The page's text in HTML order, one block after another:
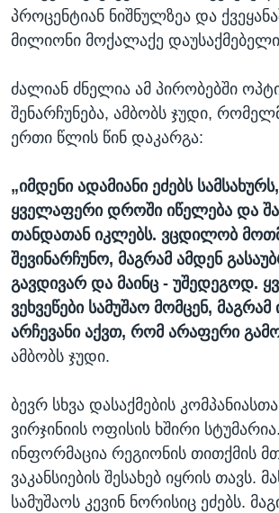
პროცენტიან ნიშნულზეა და
მილიონი მოქალაქე
ძალიან ძნელია ამ პირობებში
შენარჩუნება, ამბობს ჯუდი,
ერთი წლის წინ დაკარგა:
„იმდენი ადამიანი ეძებს
ყველაფერი დროში იწელება და
თანდათან იკლებს. ვცდილობ
შევინარჩუნო, მაგრამ ამდენ
გავდივარ და მაინც - უშედეგოდ.
ვეხვეწები სამუშაო მომცენ,
არჩევანი აქვთ, რომ არაფერი
ამბობს ჯუდი.
ბევრ სხვა დასაქმების
ვირჯინიის ოფისის ხშირი
ინფორმაცია რეგიონის თითქმის
ვაკანსიების შესახებ იყრის თავს.
სამუშაოს კევინ ნორისიც ეძებს.